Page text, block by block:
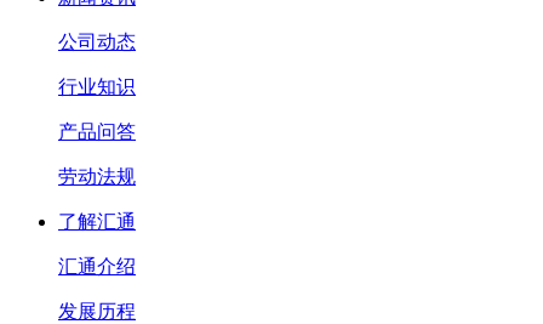
公司动态
行业知识
产品问答
劳动法规
了解汇通
汇通介绍
发展历程